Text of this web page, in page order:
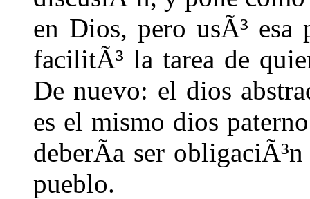
en Dios, pero usÃ³ esa
facilitÃ³ la tarea de
De nuevo: el dios
es el mismo dios
deberÃ­a ser
pueblo.